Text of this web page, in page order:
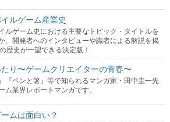
ルゲーム産業史
ルゲーム史における主要なトピック・タイトルを
、開発者へのインタビューや識者による解説を掲
歴史が一望できる決定版！
り〜ゲームクリエイターの青春〜
『ペンと箸』等で知られるマンガ家・田中圭一先
ム業界レポートマンガです。
ムは面白い？